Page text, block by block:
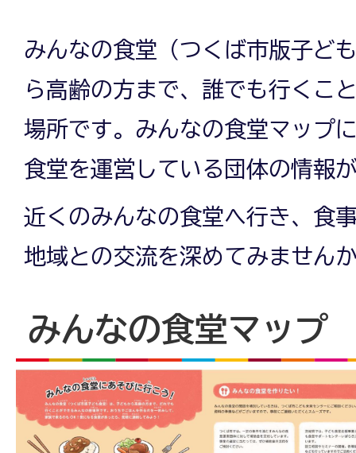
みんなの食堂（つくば市版子ど
ら高齢の方まで、誰でも行くこ
場所です。みんなの食堂マップ
食堂を運営している団体の情報
近くのみんなの食堂へ行き、食
地域との交流を深めてみません
みんなの食堂マップ